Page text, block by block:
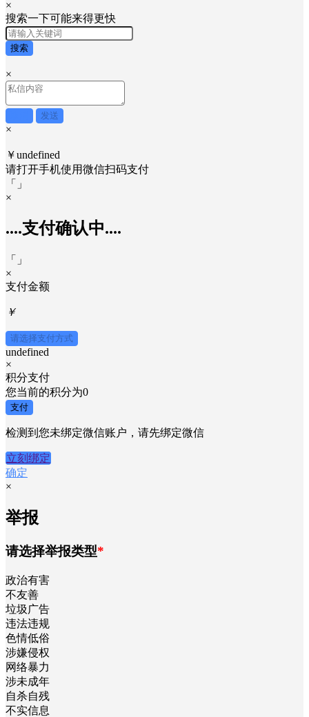
×
搜索一下可能来得更快
搜索
×
发送
×
￥undefined
请打开手机使用微信扫码支付
「
」
×
....支付确认中....
「
」
×
支付金额
￥
请选择支付方式
undefined
×
积分支付
您当前的积分为0
支付
检测到您未绑定微信账户，请先绑定微信
立刻绑定
确定
×
举报
请选择举报类型*
政治有害
不友善
垃圾广告
违法违规
色情低俗
涉嫌侵权
网络暴力
涉未成年
自杀自残
不实信息